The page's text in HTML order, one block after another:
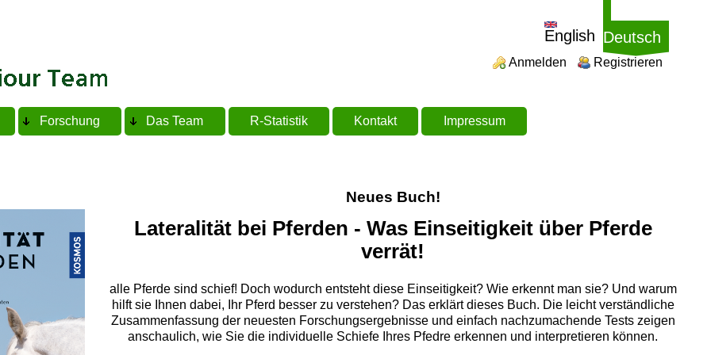
English Deutsch
Login links
Anmelden Registrieren
Forschung Das Team R-Statistik Kontakt Impressum
Neues Buch!
Lateralität bei Pferden - Was Einseitigkeit über Pferde
verrät!
alle Pferde sind schief! Doch wodurch entsteht diese Einseitigkeit? Wie erkennt man sie? Und warum
hilft sie Ihnen dabei, Ihr Pferd besser zu verstehen? Das erklärt dieses Buch. Die leicht verständliche
Zusammenfassung der neuesten Forschungsergebnisse und einfach nachzumachende Tests zeigen
anschaulich, wie Sie die individuelle Schiefe Ihres Pfedre erkennen und interpretieren können.